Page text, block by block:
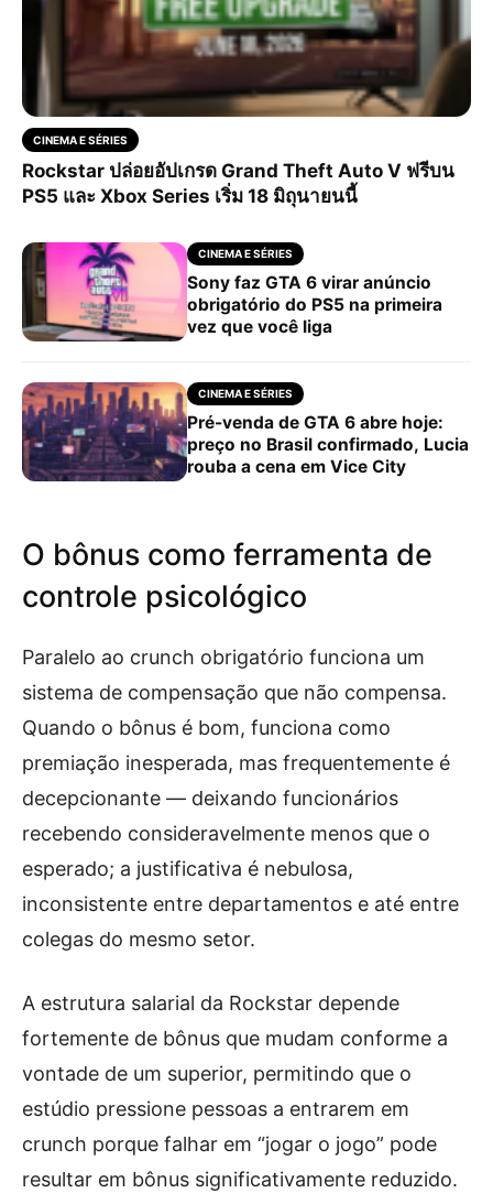
CINEMA E SÉRIES
Rockstar ปล่อยอัปเกรด Grand Theft Auto V ฟรีบน
PS5 และ Xbox Series เริ่ม 18 มิถุนายนนี้
CINEMA E SÉRIES
Sony faz GTA 6 virar anúncio
obrigatório do PS5 na primeira
vez que você liga
CINEMA E SÉRIES
Pré-venda de GTA 6 abre hoje:
preço no Brasil confirmado, Lucia
rouba a cena em Vice City
O bônus como ferramenta de
controle psicológico
Paralelo ao crunch obrigatório funciona um
sistema de compensação que não compensa.
Quando o bônus é bom, funciona como
premiação inesperada, mas frequentemente é
decepcionante — deixando funcionários
recebendo consideravelmente menos que o
esperado; a justificativa é nebulosa,
inconsistente entre departamentos e até entre
colegas do mesmo setor.
A estrutura salarial da Rockstar depende
fortemente de bônus que mudam conforme a
vontade de um superior, permitindo que o
estúdio pressione pessoas a entrarem em
crunch porque falhar em “jogar o jogo” pode
resultar em bônus significativamente reduzido.